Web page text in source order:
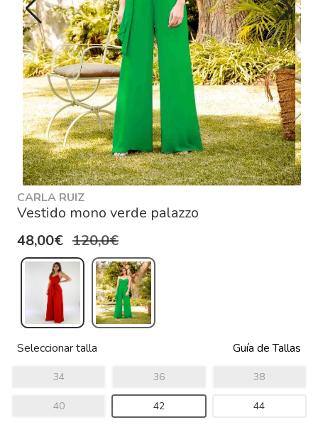
CARLA RUIZ
Vestido mono verde palazzo
48,00€ 120,0€
Seleccionar talla Guía de Tallas
34 36 38
40 42 44